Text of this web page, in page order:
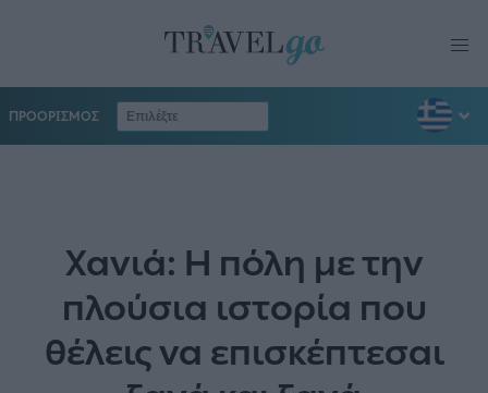
ΠΡΟΟΡΙΣΜΟΣ
Χανιά: Η πόλη με την
πλούσια ιστορία που
θέλεις να επισκέπτεσαι